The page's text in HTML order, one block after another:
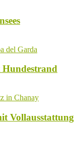
Hundestrand
Vollausstattung